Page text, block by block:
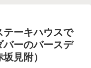
テーキハウスで
バーのバースデ
見附）